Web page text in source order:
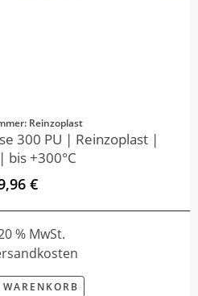
Reinzoplast
300 PU | Reinzoplast |
bis +300°C
€
% MwSt.